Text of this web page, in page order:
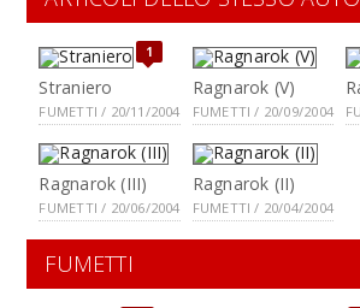
1
Straniero
FUMETTI / 20/11/2004
Ragnarok (V)
FUMETTI / 20/09/2004
Ragnarok (III)
FUMETTI / 20/06/2004
Ragnarok (II)
FUMETTI / 20/04/2004
FUMETTI